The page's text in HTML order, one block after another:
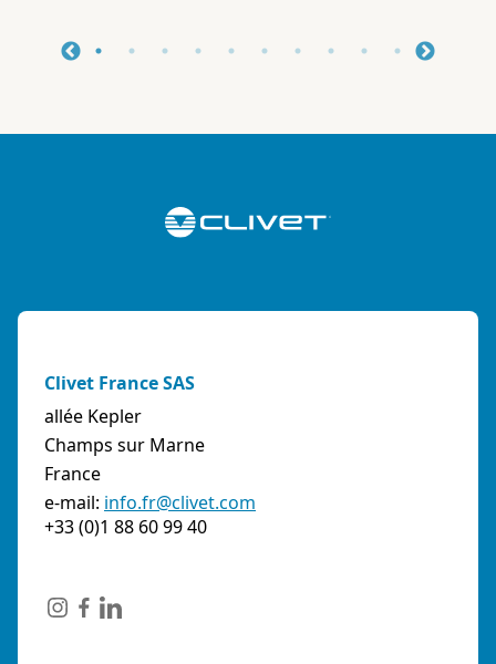
Clivet France SAS
allée Kepler
Champs sur Marne
France
e-mail: info.fr@clivet.com
+33 (0)1 88 60 99 40